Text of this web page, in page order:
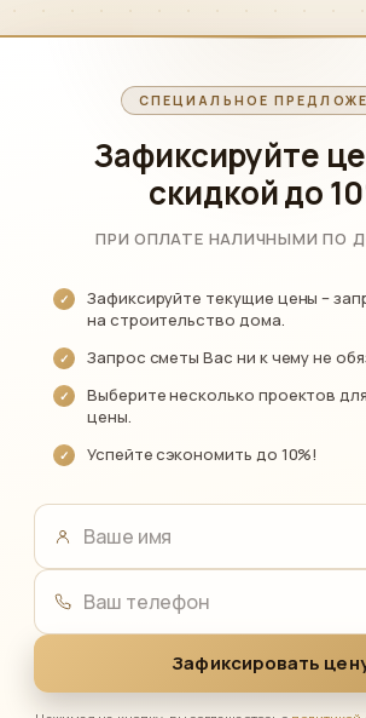
СПЕЦИАЛЬНОЕ
Зафиксируйте
скидкойдо
ПРИ ОПЛАТЕ НАЛИЧНЫМИ ПО
Зафиксируйте текущие цены –
на строительство дома.
Запрос сметы Вас ни к чему не
Выберите несколько проектов
цены.
Успейте сэкономить до 10%!
Ваше имя
Ваш телефон
Зафиксировать